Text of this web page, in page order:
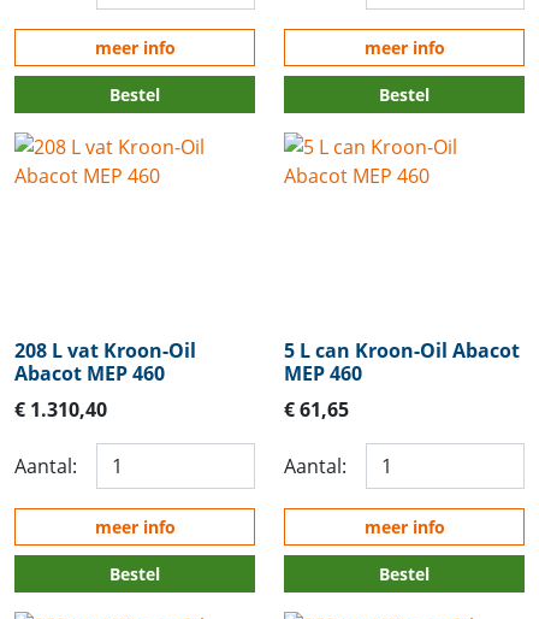
meer info
Bestel
meer info
Bestel
208 L vat Kroon-Oil
Abacot MEP 460
€ 1.310,40
Aantal:
meer info
Bestel
5 L can Kroon-Oil Abacot
MEP 460
€ 61,65
Aantal:
meer info
Bestel